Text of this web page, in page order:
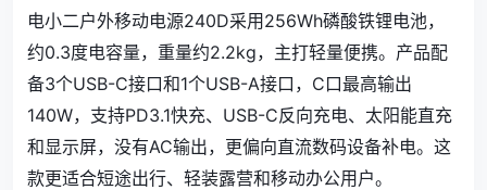
电小二户外移动电源240D采用256Wh磷酸铁锂电池，
约0.3度电容量，重量约2.2kg，主打轻量便携。产品配
备3个USB-C接口和1个USB-A接口，C口最高输出
140W，支持PD3.1快充、USB-C反向充电、太阳能直充
和显示屏，没有AC输出，更偏向直流数码设备补电。这
款更适合短途出行、轻装露营和移动办公用户。